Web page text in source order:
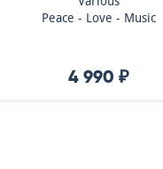
Peace - Love - Music
4 990 ₽